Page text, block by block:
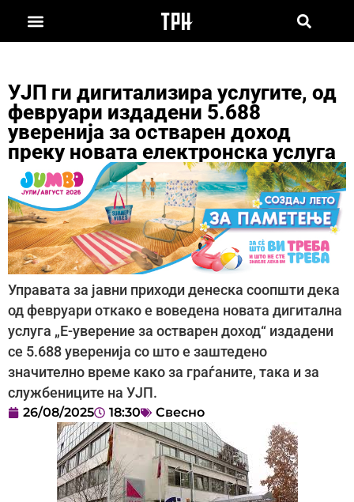
УЈП ги дигитализира услугите, од
февруари издадени 5.688
уверенија за остварен доход
преку новата електронска услуга
Управата за јавни приходи денеска соопшти дека
од февруари откако е воведена новата дигитална
услуга „Е-уверение за остварен доход“ издадени
се 5.688 уверенија со што е заштедено
значително време како за граѓаните, така и за
службениците на УЈП.
26/08/2025 18:30 Свесно